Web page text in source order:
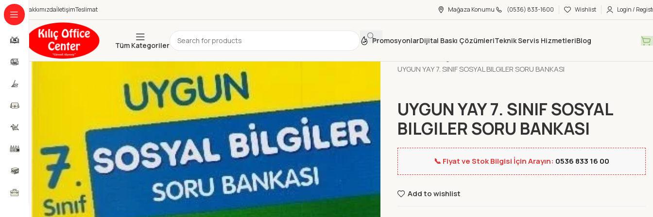
HakkımızdaİletişimTeslimat Mağaza Konumu (0536) 833-1600 Wishlist Login /
Tüm Kategoriler
PromosyonlarDijital Baskı ÇözümleriTeknik Servis HizmetleriBlog
UYGUN YAY 7. SINIF SOSYAL BILGILER SORU BANKASI
UYGUN YAY 7. SINIF SOSYAL
BILGILER SORU BANKASI
📞 Fiyat ve Stok Bilgisi İçin Arayın: 0536 833 16 00
Add to wishlist